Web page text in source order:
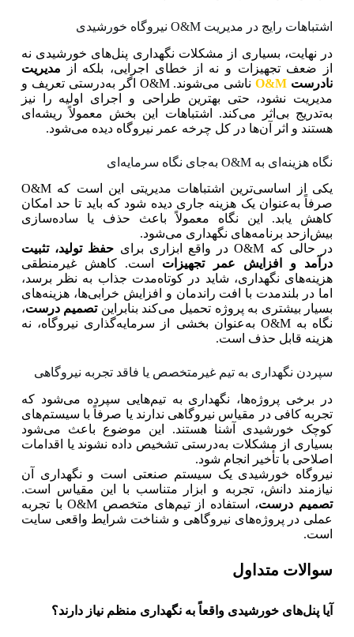
اشتباهات رایج در مدیریت O&M نیروگاه خورشیدی
در نهایت، بسیاری از مشکلات نگهداری پنل‌های خورشیدی نه
از ضعف تجهیزات و نه از خطای اجرایی، بلکه از مدیریت
نادرست O&M
ناشی می‌شوند. O&M اگر به‌درستی تعریف و
مدیریت نشود، حتی بهترین طراحی و اجرای اولیه را نیز
به‌تدریج بی‌اثر می‌کند. اشتباهات این بخش معمولاً ریشه‌ای
هستند و اثر آن‌ها در کل چرخه عمر نیروگاه دیده می‌شود.
نگاه هزینه‌ای به O&M به‌جای نگاه سرمایه‌ای
یکی از اساسی‌ترین اشتباهات مدیریتی این است که O&M
صرفاً به‌عنوان یک هزینه جاری دیده شود که باید تا حد امکان
کاهش یابد. این نگاه معمولاً باعث حذف یا ساده‌سازی
بیش‌ازحد برنامه‌های نگهداری می‌شود.
در حالی‌ که O&M در واقع ابزاری برای
حفظ تولید، تثبیت
درآمد و افزایش عمر تجهیزات است. کاهش غیرمنطقی
هزینه‌های نگهداری، شاید در کوتاه‌مدت جذاب به نظر برسد،
اما در بلندمدت با افت راندمان و افزایش خرابی‌ها، هزینه‌های
بسیار بیشتری به پروژه تحمیل می‌کند بنابراینتصمیم درست،
نگاه به O&M به‌عنوان بخشی از سرمایه‌گذاری نیروگاه، نه
هزینه قابل حذف است.
سپردن نگهداری به تیم غیرمتخصص یا فاقد تجربه نیروگاهی
در برخی پروژه‌ها، نگهداری به تیم‌هایی سپرده می‌شود که
تجربه کافی در مقیاس نیروگاهی ندارند یا صرفاً با سیستم‌های
کوچک خورشیدی آشنا هستند. این موضوع باعث می‌شود
بسیاری از مشکلات به‌درستی تشخیص داده نشوند یا اقدامات
اصلاحی با تأخیر انجام شود.
نیروگاه خورشیدی یک سیستم صنعتی است و نگهداری آن
نیازمند دانش، تجربه و ابزار متناسب با این مقیاس است.
تصمیم درست
، استفاده از تیم‌های متخصص O&M با تجربه
عملی در پروژه‌های نیروگاهی و شناخت شرایط واقعی سایت
است.
سوالات متداول
آیا پنل‌های خورشیدی واقعاً به نگهداری منظم نیاز دارند؟